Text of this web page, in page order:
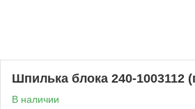
Шпилька блока 240-1003112
В наличии